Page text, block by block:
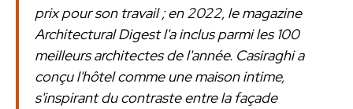
prix pour son travail ; en 2022, le magazine
Architectural Digest l'a inclus parmi les 100
meilleurs architectes de l'année. Casiraghi a
conçu l'hôtel comme une maison intime,
s'inspirant du contraste entre la façade